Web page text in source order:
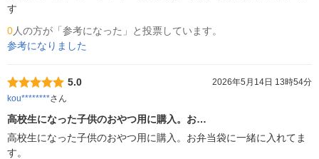
す
0人の方が「参考になった」と投票しています。
参考になりました
5.0
2026年5月14日 13時54分
kou********さん
高校生になった子供のおやつ用に購入。お…
高校生になった子供のおやつ用に購入。お弁当袋に一緒に入れてま
す。